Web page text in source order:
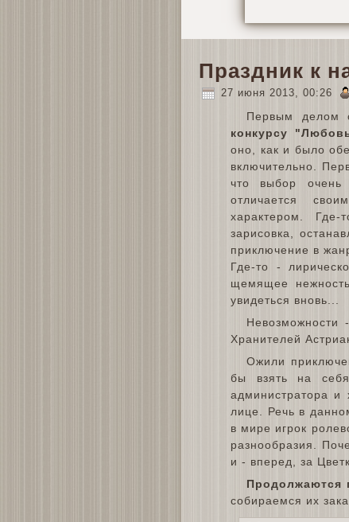
Праздник к
27 июня 2013, 00:26
Первым делом
конкурсу
оно, как и было
включительно.
что выбор очень
отличается
характером.
зарисовка,
приключение в
Где-то -
щемящее
увидеться вновь...
Невозможности
Хранителей
Ожили
бы взять на
администратора и
лице. Речь в
в мире игрок
разнообразия.
и - вперед, за
Продолжаются
собираемся их